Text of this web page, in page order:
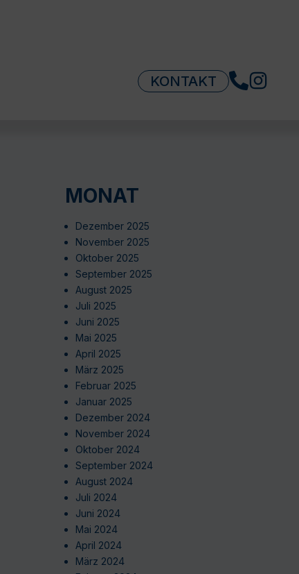
KONTAKT
MONAT
Dezember 2025
November 2025
Oktober 2025
September 2025
August 2025
Juli 2025
Juni 2025
Mai 2025
April 2025
März 2025
Februar 2025
Januar 2025
Dezember 2024
November 2024
Oktober 2024
September 2024
August 2024
Juli 2024
Juni 2024
Mai 2024
April 2024
März 2024